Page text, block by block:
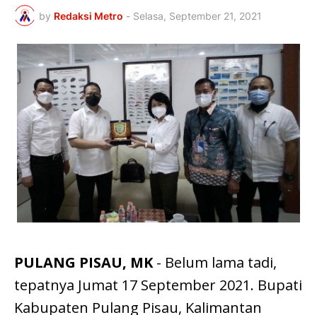
by Redaksi Metro - Selasa, September 21, 2021
PULANG PISAU, MK- Belum lama tadi,
tepatnya Jumat 17 September 2021. Bupati
Kabupaten Pulang Pisau, Kalimantan